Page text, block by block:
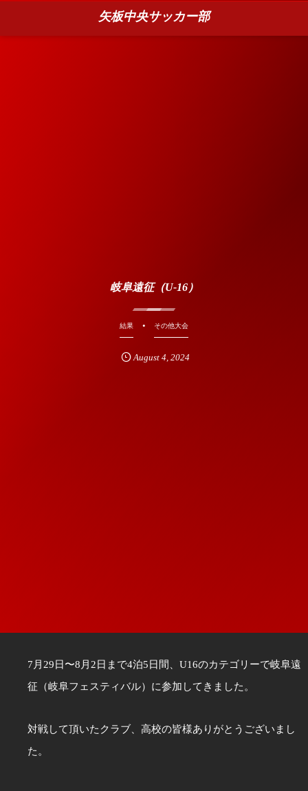
矢板中央サッカー部
岐阜遠征（U-16）
結果 その他大会
August 4, 2024
7月29日〜8月2日まで4泊5日間、U16のカテゴリーで岐阜遠
征（岐阜フェスティバル）に参加してきました。
対戦して頂いたクラブ、高校の皆様ありがとうございまし
た。